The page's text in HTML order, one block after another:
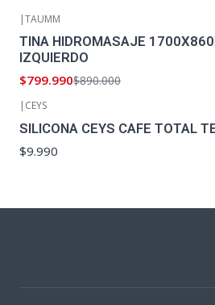
|TAUMM
TINA HIDROMASAJE
IZQUIERDO
$799.990$890.000
| CEYS
SILICONA CEYS CAFE TOTAL
$9.990